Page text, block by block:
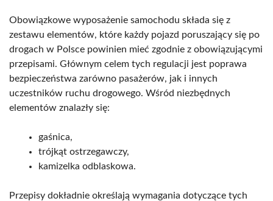
Obowiązkowe wyposażenie samochodu składa się z
zestawu elementów, które każdy pojazd poruszający się po
drogach w Polsce powinien mieć zgodnie z obowiązującymi
przepisami. Głównym celem tych regulacji jest poprawa
bezpieczeństwa zarówno pasażerów, jak i innych
uczestników ruchu drogowego. Wśród niezbędnych
elementów znalazły się:
gaśnica,
trójkąt ostrzegawczy,
kamizelka odblaskowa.
Przepisy dokładnie określają wymagania dotyczące tych